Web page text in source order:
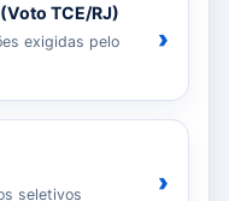
TCE/RJ)
exigidas pelo
›
seletivos ›